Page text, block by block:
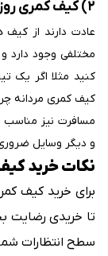
۲) کیف کمری روزمره
عادت دارند از
مختلفی وجود دارد
کنید مثلا اگر یک
کیف کمری مردانه
مسافرت نیز مناسب
و دیگر وسایل
نکات خرید
برای خرید کیف
تا خریدی رضایت
سطح انتظارات شما